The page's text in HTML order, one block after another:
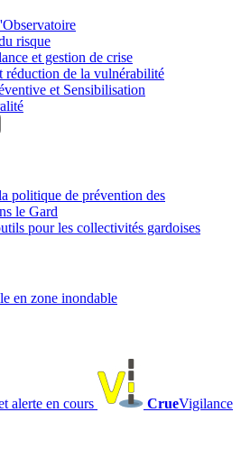
risque
et gestion de crise
réduction de la vulnérabilité
et Sensibilisation
politique de prévention des
le Gard
pour les collectivités gardoises
en zone inondable
alerte en cours CrueVigilance